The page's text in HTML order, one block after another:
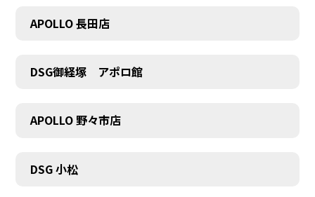
APOLLO 長田店
DSG御経塚 アポロ館
APOLLO 野々市店
DSG 小松